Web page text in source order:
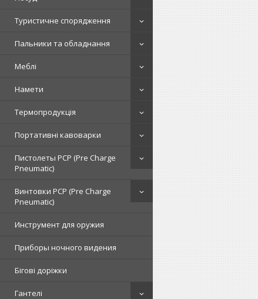
Туристичне спорядження
Пальники та обладнання
Меблі
Намети
Термопродукція
Портативні кавоварки
Пистолеты PCP (Pre Charge
Pneumatic)
Винтовки PCP (Pre Charge
Pneumatic)
Инструмент для оружия
Приборы ночного видения
Бігові доріжки
Гантелі